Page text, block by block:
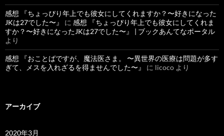
感想 『ちょっぴり年上でも彼女にしてくれますか？〜好きになった
JKは27でした〜』
に 感想 『ちょっぴり年上でも彼女にしてくれま
すか？〜好きになったJKは27でした〜』 | ブックあんてなポータル
より
感想 『おことばですが、魔法医さま。 〜異世界の医療は問題が多す
ぎて、メスを入れざるを得ませんでした〜』
に licoco より
アーカイブ
2020年3月